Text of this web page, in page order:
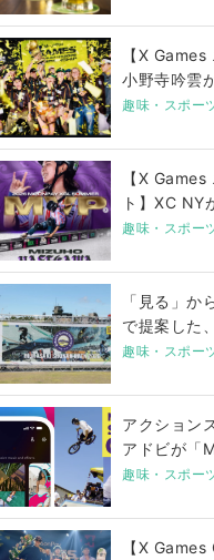
【X
小野寺吟雲
趣味・スポー
【X
ト】XC NY
趣味・スポー
「見る」
で提案した
趣味・スポー
アクション
アドビが「
趣味・スポー
【X